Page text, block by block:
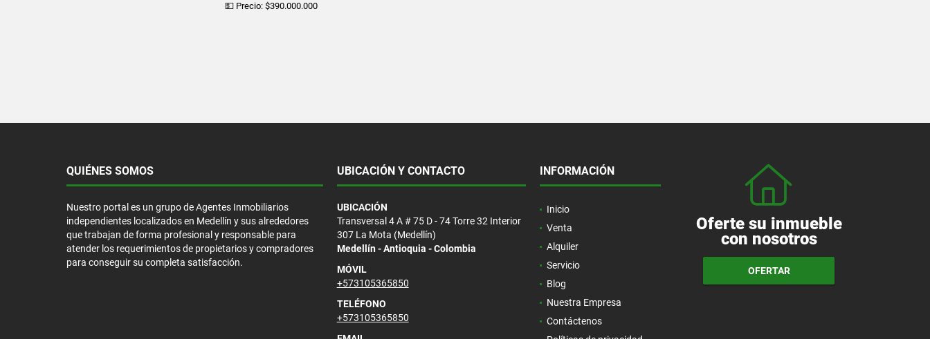
💵 Precio: $390.000.000
QUIÉNES SOMOS
Nuestro portal es un grupo de Agentes Inmobiliarios
independientes localizados en Medellín y sus alrededores
que trabajan de forma profesional y responsable para
atender los requerimientos de propietarios y compradores
para conseguir su completa satisfacción.
UBICACIÓN Y CONTACTO
UBICACIÓN
Transversal 4 A # 75 D - 74 Torre 32 Interior
307 La Mota (Medellín)
Medellín - Antioquia - Colombia
MÓVIL
+573105365850
TELÉFONO
+573105365850
INFORMACIÓN
Inicio
Venta
Alquiler
Servicio
Blog
Nuestra Empresa
Contáctenos
Oferte su inmueble
con nosotros
OFERTAR